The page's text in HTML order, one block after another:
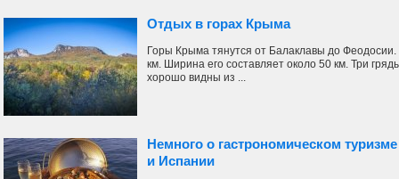
Отдых в горах Крыма
Горы Крыма тянутся от Балаклавы до
км. Ширина его составляет около 50 км. Три
хорошо видны из ...
Немного о гастрономическом
и Испании